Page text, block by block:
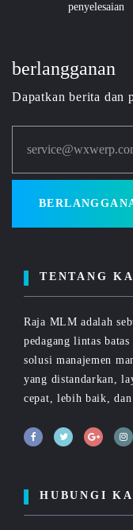
penyelesaian
berlangganan
Dapatkan berita dan
TENTANG
Raja MLM adalah
pedagang lintas
solusi manajemen
yang distandarkan,
cepat, lebih baik,
HUBUNGI